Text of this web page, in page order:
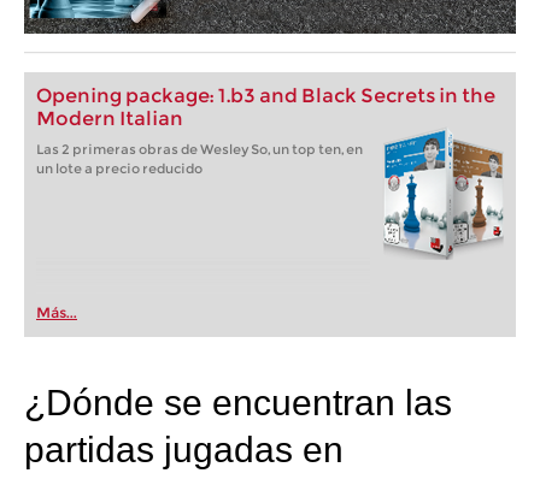
Opening package: 1.b3 and Black Secrets in the
Modern Italian
Las 2 primeras obras de Wesley So, un top ten, en
un lote a precio reducido
Más...
¿Dónde se encuentran las
partidas jugadas en